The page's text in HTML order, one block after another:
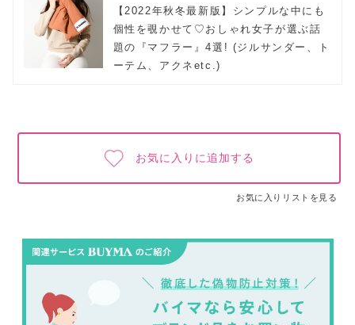
【2022年秋冬最新版】シンプルな中にも
個性を覗かせて♡おしゃれ女子が選ぶ話
題の『マフラー』4選! (ジルサンダー、ト
ーテム、アクネetc.)
お気に入りに追加する
お気に入りリストを見る